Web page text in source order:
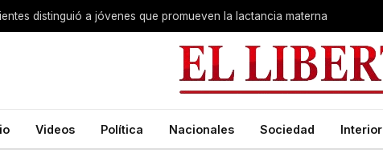
distinguió a jóvenes que promueven la lactancia materna
Videos Política Nacionales Sociedad Interior